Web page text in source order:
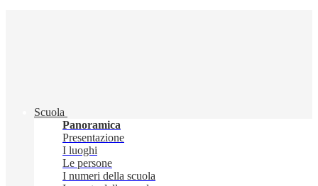
Scuola
Panoramica
Presentazione
I luoghi
Le persone
I numeri della scuola